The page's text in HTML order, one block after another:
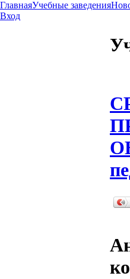
ГлавнаяУчебные заведения
Вход